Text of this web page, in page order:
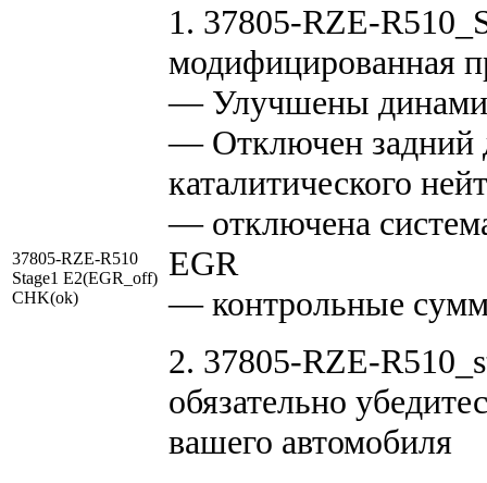
37805-RZE-R510
Stage1 E2(EGR_off)
CHK(ok)
1. 37805-RZE-
модифицированная
— Улучшены
— Отключен задний
каталитического
— отключена
EGR
— контрольные
2. 37805-RZE-
обязательно
вашего автомобиля